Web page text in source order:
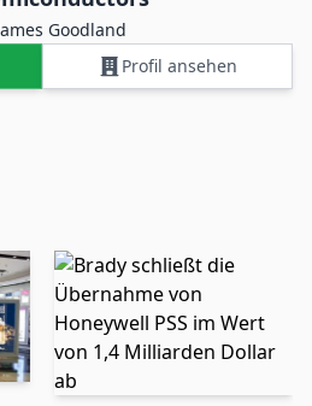
Goodland
Profil ansehen